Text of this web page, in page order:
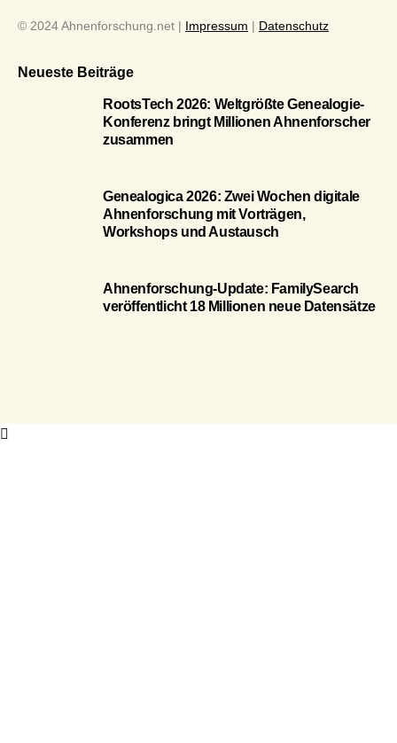
© 2024 Ahnenforschung.net | Impressum | Datenschutz
Neueste Beiträge
RootsTech 2026: Weltgrößte Genealogie-
Konferenz bringt Millionen Ahnenforscher
zusammen
Genealogica 2026: Zwei Wochen digitale
Ahnenforschung mit Vorträgen,
Workshops und Austausch
Ahnenforschung-Update: FamilySearch
veröffentlicht 18 Millionen neue Datensätze